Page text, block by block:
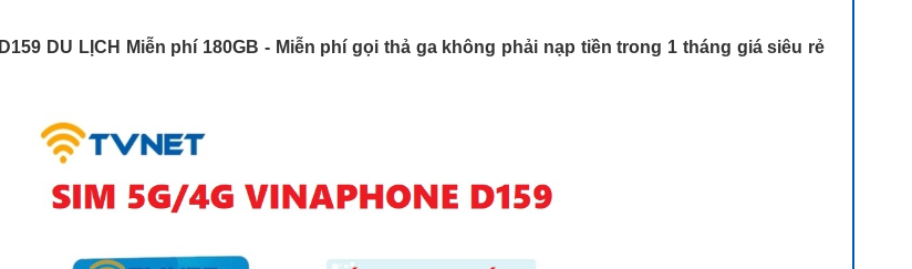
D159 DU LỊCH Miễn phí 180GB - Miễn phí gọi thả ga không phải nạp tiền trong 1 tháng giá siêu rẻ